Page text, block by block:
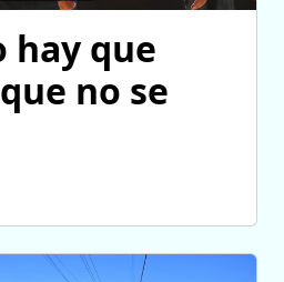
hay que
no se